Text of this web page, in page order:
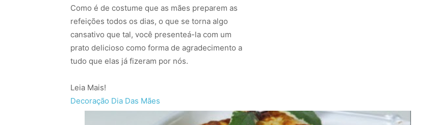
Como é de costume que as mães preparem as
refeições todos os dias, o que se torna algo
cansativo que tal, você presenteá-la com um
prato delicioso como forma de agradecimento a
tudo que elas já fizeram por nós.
Leia Mais!
Decoração Dia Das Mães